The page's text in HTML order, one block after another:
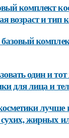
комплект
возраст и тип
один и
для лица и
лучше
сухих, жирных